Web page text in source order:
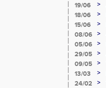
19/06
>
18/06
>
15/06
>
08/06
>
05/06
>
29/05
>
09/05 >
13/03
>
24/02
>